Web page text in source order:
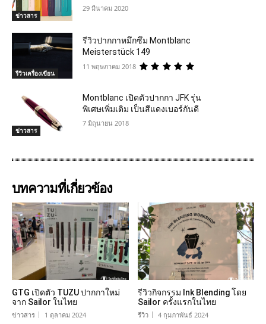
ข่าวสาร
29 มีนาคม 2020
รีวิวเครื่องเขียน
รีวิวปากกาหมึกซึม Montblanc
Meisterstück 149
11 พฤษภาคม 2018
ข่าวสาร
Montblanc เปิดตัวปากกา JFK รุ่น
พิเศษเพิ่มเติม เป็นสีแดงเบอร์กันดี
7 มิถุนายน 2018
บทความที่เกี่ยวข้อง
GTG เปิดตัว TUZU ปากกาใหม่
จาก Sailor ในไทย
ข่าวสาร 1 ตุลาคม 2024
รีวิวกิจกรรม Ink Blending โดย
Sailor ครั้งแรกในไทย
รีวิว 4 กุมภาพันธ์ 2024